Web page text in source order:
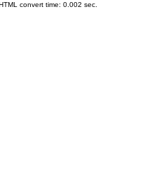
convert time: 0.002 sec.